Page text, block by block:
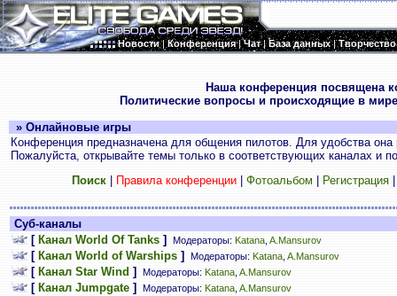
Новости|Конференция|Чат|База данных|Творчество
Наша конференция посвящена
Политические вопросы и происходящие в
» Онлайновые игры
Конференция предназначена для общения пилотов. Для удобства
Пожалуйста, открывайте темы только в соответствующих каналах и
Поиск| Правила конференции| Фотоальбом Регистрация
Суб-каналы
[ Канал World Of Tanks ] Модераторы: Katana A.Mansurov
[ Канал World of Warships ] Модераторы: Katana A.Mansurov
[ Канал Star Wind ] Модераторы: Katana A.Mansurov
[ Канал Jumpgate ] Модераторы: Katana A.Mansurov